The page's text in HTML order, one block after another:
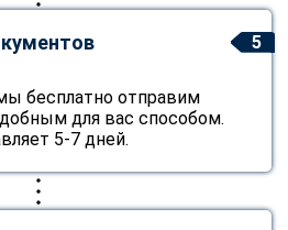
5
бесплатно отправим
для вас способом.
5-7 дней.